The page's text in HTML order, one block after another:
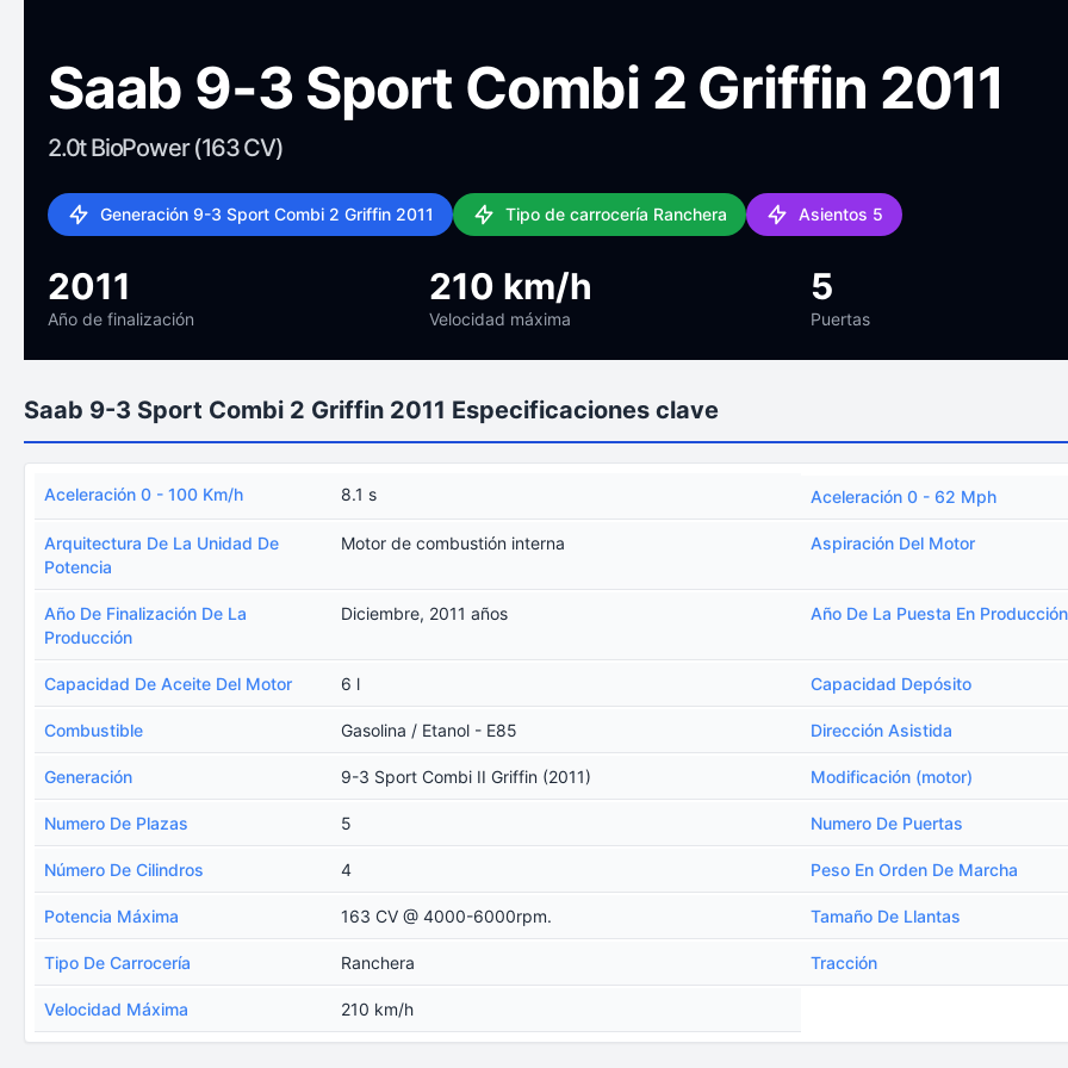
Saab 9-3 Sport Combi 2 Griffin 2011
2.0t BioPower (163 CV)
Generación 9-3 Sport Combi 2 Griffin 2011 Tipo de carrocería Ranchera Asientos 5
2011
Año de finalización
210 km/h
Velocidad máxima
5
Puertas
Saab 9-3 Sport Combi 2 Griffin 2011 Especificaciones clave
Aceleración 0 - 100 Km/h 8.1 s Aceleración 0 - 62 Mph
Arquitectura De La Unidad De
Potencia
Motor de combustión interna Aspiración Del Motor
Año De Finalización De La
Producción
Diciembre, 2011 años Año De La Puesta En Producción
Capacidad De Aceite Del Motor 6 l Capacidad Depósito
Combustible Gasolina / Etanol - E85 Dirección Asistida
Generación 9-3 Sport Combi II Griffin (2011) Modificación (motor)
Numero De Plazas 5 Numero De Puertas
Número De Cilindros 4 Peso En Orden De Marcha
Potencia Máxima 163 CV @ 4000-6000rpm. Tamaño De Llantas
Tipo De Carrocería Ranchera Tracción
Velocidad Máxima 210 km/h